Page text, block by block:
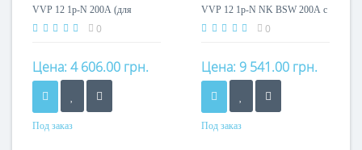
VVP 12 1p-N 200А (для
внутр.монтажа, e=292мм)
0
Цена:4 606.00 грн.
Под заказ
VVP 12 1p-N NK BSW 200А с
Б.К. (внутр.монтаж, e=292мм)
0
Цена: 9 541.00 грн.
Под заказ